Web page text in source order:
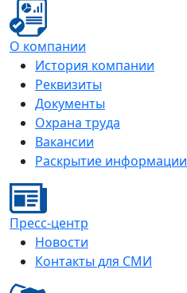
О компании
История компании
Реквизиты
Документы
Охрана труда
Вакансии
Раскрытие информации
Пресс-центр
Новости
Контакты для СМИ